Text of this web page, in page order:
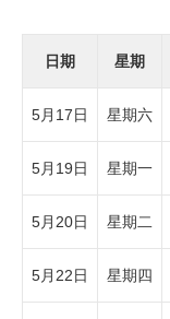
日期 星期
5月17日 星期六
5月19日 星期一
5月20日 星期二
5月22日 星期四